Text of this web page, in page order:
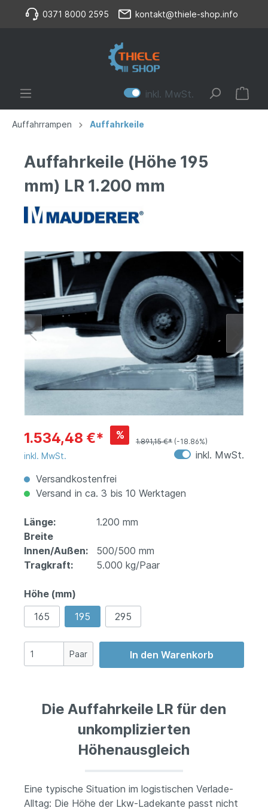
0371 8000 2595 kontakt@thiele-shop.info
inkl. MwSt.
Auffahrrampen Auffahrkeile
Auffahrkeile (Höhe 195
mm) LR 1.200 mm
1.534,48 €* %
1.891,15 €* (-18.86%)
inkl. MwSt.
inkl. MwSt.
Versandkostenfrei
Versand in ca. 3 bis 10 Werktagen
Länge:
1.200 mm
Breite
Innen/Außen:
500/500 mm
Tragkraft:
5.000 kg/Paar
Höhe (mm)
165
195 295
Paar In den Warenkorb
Die Auffahrkeile LR für den
unkomplizierten
Höhenausgleich
Eine typische Situation im logistischen Verlade-
Alltag: Die Höhe der Lkw-Ladekante passt nicht